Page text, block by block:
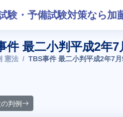
験・予備試験対策なら加
件 最二小判平成2年7
憲法 TBS事件 最二小判平成2年7月
判例